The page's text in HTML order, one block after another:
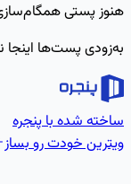
هنوز پستی
به‌زودی پست‌ها
ساخته شده با پنجره
ویترین خودت رو بساز